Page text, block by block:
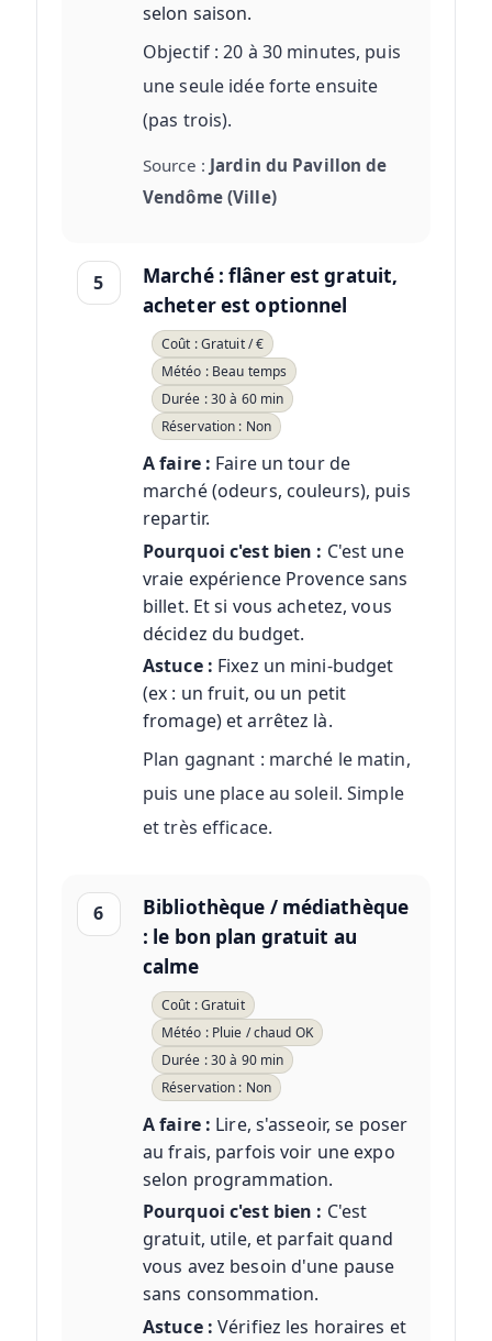
selon saison.
Objectif : 20 à 30 minutes, puis
une seule idée forte ensuite
(pas trois).
Source : Jardin du Pavillon de
Vendôme (Ville)
5
Marché : flâner est gratuit,
acheter est optionnel
Coût : Gratuit / €
Météo : Beau temps
Durée : 30 à 60 min
Réservation : Non
A faire : Faire un tour de
marché (odeurs, couleurs), puis
repartir.
Pourquoi c'est bien : C'est une
vraie expérience Provence sans
billet. Et si vous achetez, vous
décidez du budget.
Astuce : Fixez un mini-budget
(ex : un fruit, ou un petit
fromage) et arrêtez là.
Plan gagnant : marché le matin,
puis une place au soleil. Simple
et très efficace.
6
Bibliothèque / médiathèque
: le bon plan gratuit au
calme
Coût : Gratuit
Météo : Pluie / chaud OK
Durée : 30 à 90 min
Réservation : Non
A faire : Lire, s'asseoir, se poser
au frais, parfois voir une expo
selon programmation.
Pourquoi c'est bien : C'est
gratuit, utile, et parfait quand
vous avez besoin d'une pause
sans consommation.
Astuce : Vérifiez les horaires et